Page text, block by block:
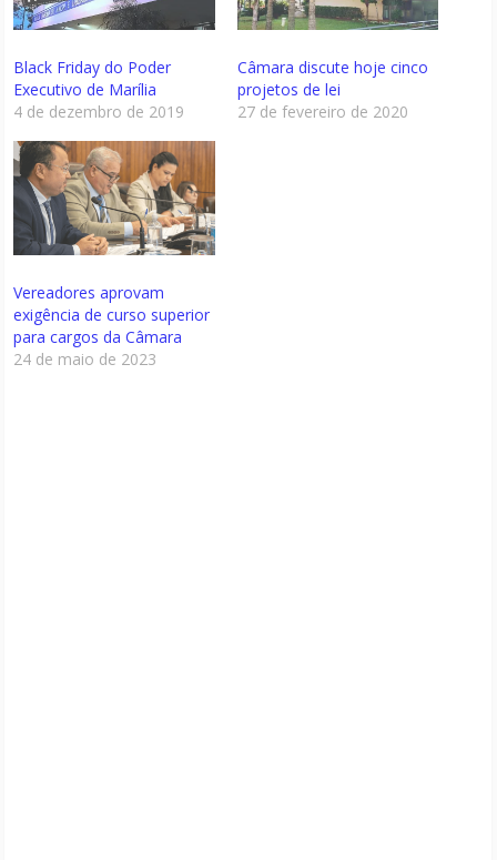
Black Friday do Poder
Executivo de Marília
4 de dezembro de 2019
Câmara discute hoje cinco
projetos de lei
27 de fevereiro de 2020
Vereadores aprovam
exigência de curso superior
para cargos da Câmara
24 de maio de 2023